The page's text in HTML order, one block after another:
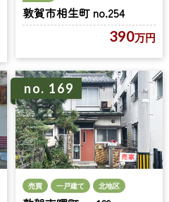
敦賀市相生町 no.254
390万円
no. 169
売買 一戸建て 北地区